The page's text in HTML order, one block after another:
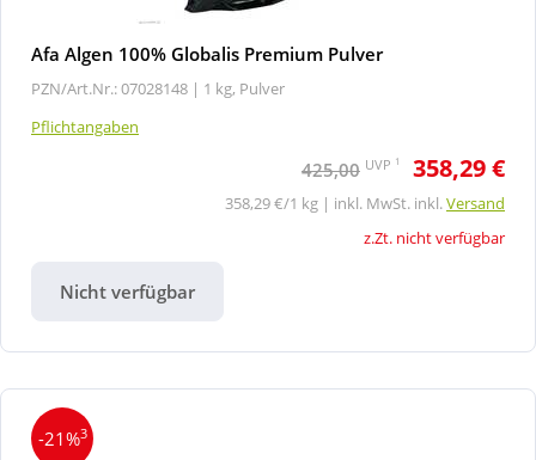
Afa Algen 100% Globalis Premium Pulver
PZN/Art.Nr.: 07028148 | 1 kg, Pulver
Pflichtangaben
425,00 UVP 1 358,29 €
358,29 €/1 kg | inkl. MwSt. inkl.Versand
z.Zt. nicht verfügbar
Nicht verfügbar
-21%3